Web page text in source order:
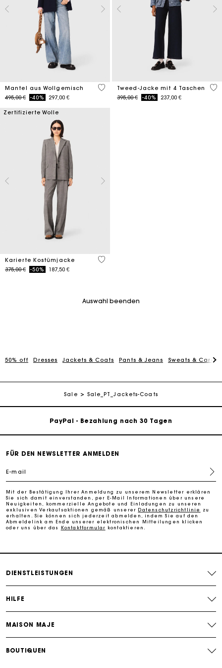
Mantel aus Wollgemisch
Price reduced from
495,00 €to-40% 297,00 €
5 out of 5 Customer Rating
Tweed-Jacke mit 4 Taschen
Price reduced from
395,00 €to-40% 237,00 €
5
Zertifizierte Wolle
Karierte Kostümjacke
Price reduced from
375,00 €to-50% 187,50 €
4 out of 5 Customer Rating
Auswahl beenden
50% off Dresses Jackets & Coats Pants & Jeans Sweats &
Sale Sale_PT_Jackets-Coats
Die Maje-Geschenkkarte: Die beste Möglichkeit, das
Kostenlose Lieferung innerhalb von 2-3 Tagen
PayPal - Bezahlung nach 30 Tagen
Die Maje-Geschenkkarte: Die beste Möglichkeit, das
perfekte Geschenk zu machen
Kostenlose Lieferung innerhalb von 2-3 Tagen
PayPal - Bezahlung nach 30 Tagen
FÜR DEN NEWSLETTER ANMELDEN
E-mail
Mit der Bestätigung Ihrer Anmeldung zu unserem Newsletter erklären
Sie sich damit einverstanden, per E-Mail Informationen über unsere
Neuigkeiten, kommerzielle Angebote und Einladungen zu unseren
exklusiven Verkaufsaktionen gemäß unserer Datenschutzrichtlinie
zu
erhalten. Sie können sich jederzeit abmelden, indem Sie auf den
Abmeldelink am Ende unserer elektronischen Mitteilungen klicken
oder uns über das
Kontaktformular kontaktieren.
DIENSTLEISTUNGEN
HILFE
MAISON MAJE
BOUTIQUEN